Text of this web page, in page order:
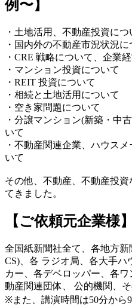
例〜】
・土地活用、不動産投資につ
・国内外の不動産市況状況に
・CRE 戦略について、企業
・マンション投資について
・REIT 投資について
・相続と土地活用について
・空き家問題について
・分譲マンション(新築・中
いて
・不動産関連企業、ハウス
いて
その他、不動産、不動産投
てきました。
【ご依頼元企業様】
全国紙新聞社全て、各地方新
CS)、各 ラジオ局、各大手
カー、各デベロッパー、各
動産関連団体、 公的機関、
※また、講演時間は50分から